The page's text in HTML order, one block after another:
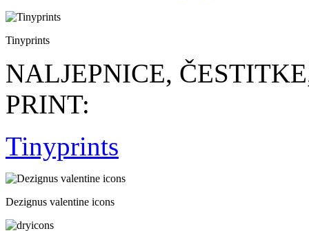
Tinyprints
NALJEPNICE,
PRINT:
Tinyprints
Dezignus valentine icons